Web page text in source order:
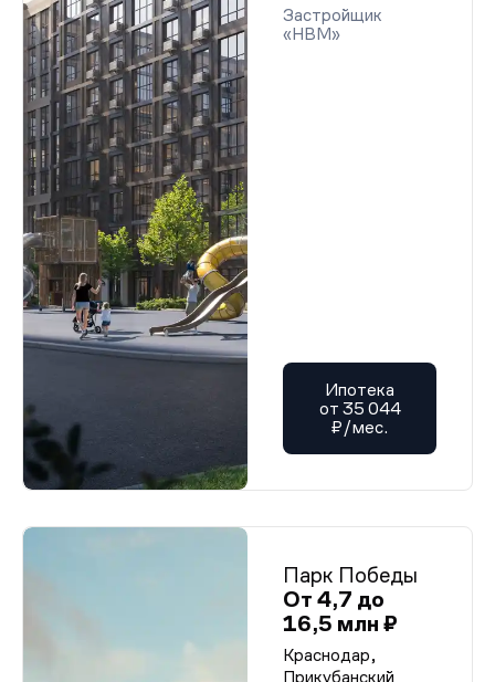
Застройщик
«НВМ»
Ипотека
от 35 044
₽/мес.
Парк Победы
От 4,7 до
16,5 млн ₽
Краснодар,
Прикубанский